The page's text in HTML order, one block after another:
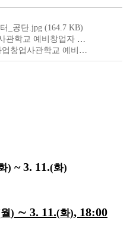
_공단.jpg (164.7 KB)
예비창업자 모집공고문.hwp
예비창업자 사업계획서 서식.hwp
) ~ 3. 11.(화)
월) ∼ 3. 11.(화), 18:00